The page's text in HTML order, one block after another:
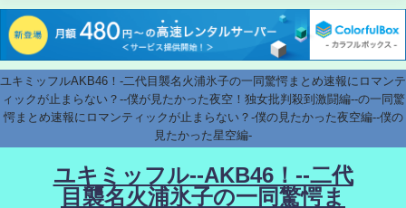
ユキミッフルAKB46！-二代目襲名火浦氷子の一同驚愕まとめ速報にロマンテ
ィックが止まらない？--僕が見たかった夜空！独女批判殺到激闘編--の一同驚
愕まとめ速報にロマンティックが止まらない？-僕の見たかった夜空編--僕の
見たかった星空編-
ユキミッフル--AKB46！--二代
目襲名火浦氷子の一同驚愕ま